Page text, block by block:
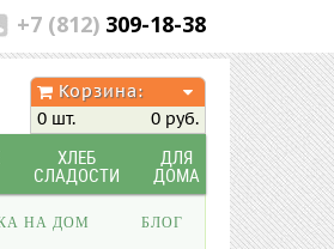
+7 (812) 309-18-38
Корзина:
0 шт.
0 руб.
ХЛЕБ
СЛАДОСТИ
ДЛЯ
ДОМА
НА ДОМ БЛОГ